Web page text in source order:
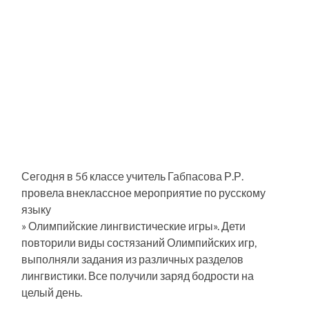
Сегодня в 5б классе учитель Габпасова Р.Р.
провела внеклассное мероприятие по русскому
языку
» Олимпийские лингвистические игры». Дети
повторили виды состязаний Олимпийских игр,
выполняли задания из различных разделов
лингвистики. Все получили заряд бодрости на
целый день.